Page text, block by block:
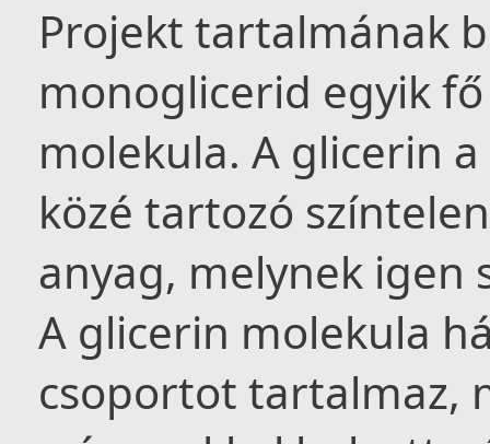
Projekt tartalmának
monoglicerid egyik
molekula. A glicerin
közé tartozó
anyag, melynek igen
A glicerin molekula
csoportot tartalmaz,